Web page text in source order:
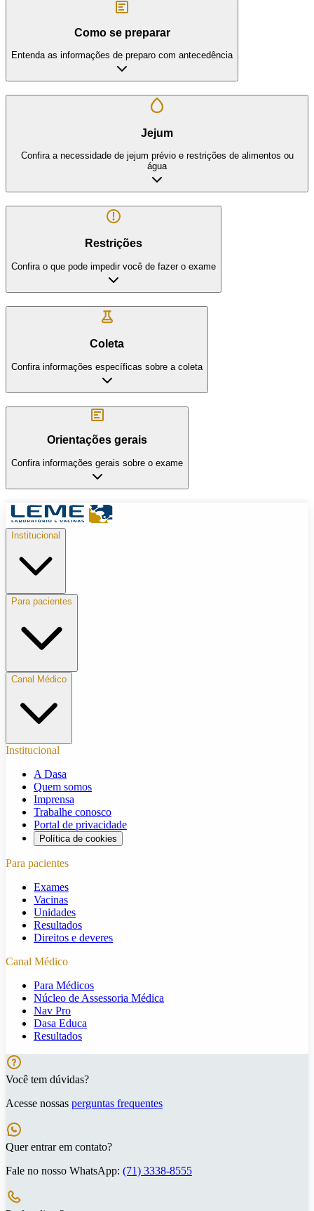
Como se preparar
Entenda as informações de preparo com antecedência
Jejum
Confira a necessidade de jejum prévio e restrições de alimentos ou
água
Restrições
Confira o que pode impedir você de fazer o exame
Coleta
Confira informações específicas sobre a coleta
Orientações gerais
Confira informações gerais sobre o exame
Institucional
Para pacientes
Canal Médico
Institucional
A Dasa
Quem somos
Imprensa
Trabalhe conosco
Portal de privacidade
Política de cookies
Para pacientes
Exames
Vacinas
Unidades
Resultados
Direitos e deveres
Canal Médico
Para Médicos
Núcleo de Assessoria Médica
Nav Pro
Dasa Educa
Resultados
Você tem dúvidas?
Acesse nossas perguntas frequentes
Quer entrar em contato?
Fale no nosso WhatsApp: (71) 3338-8555